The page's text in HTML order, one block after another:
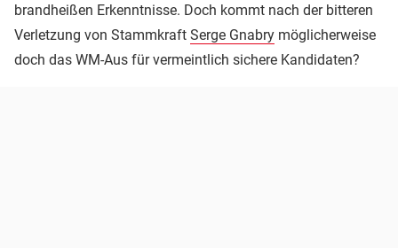
brandheißen Erkenntnisse. Doch kommt nach der bitteren
Verletzung von Stammkraft Serge Gnabry möglicherweise
doch das WM-Aus für vermeintlich sichere Kandidaten?